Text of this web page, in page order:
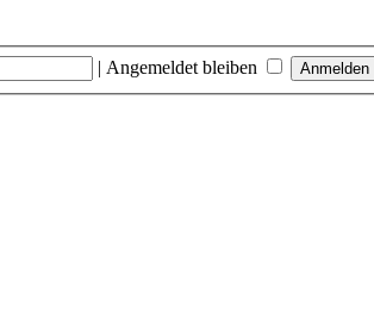
| Angemeldet bleiben